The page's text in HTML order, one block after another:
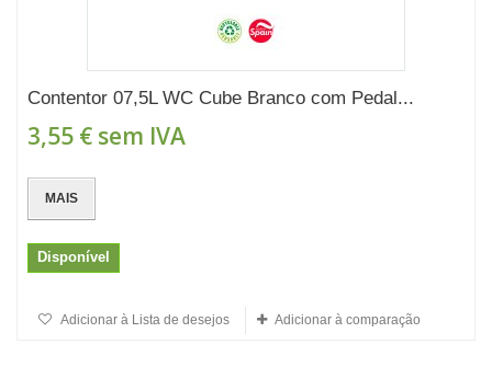
Contentor 07,5L WC Cube Branco com Pedal...
3,55 € sem IVA
MAIS
Disponível
Adicionar à Lista de desejos Adicionar à comparação